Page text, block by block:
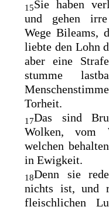
15Sie haben
und gehen
WegeBileams,
liebte den Lohn
aber eine
stumme
Torheit.
17Das sind
Wolken, vom
welchen
in Ewigkeit.
18Denn sie
nichts ist, und
fleischlichen